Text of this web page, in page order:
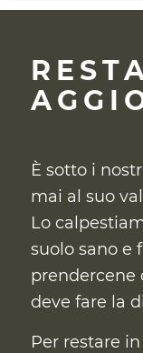
È sotto i
mai al suo
Lo
suolo sano e
prendercene
deve fare la
Per restare